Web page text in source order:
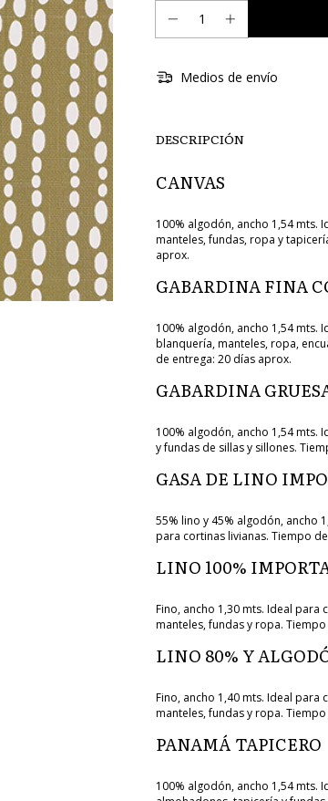
Medios de envío
DESCRIPCIÓN
CANVAS
100% algodón, ancho 1,54 mts.
manteles, fundas, ropa y
aprox.
GABARDINA FINA
100% algodón, ancho 1,54 mts.
blanquería, manteles, ropa,
de entrega: 20 días aprox.
GABARDINA
100% algodón, ancho 1,54 mts.
y fundas de sillas y sillones.
GASA DE LINO
55% lino y 45% algodón, ancho
para cortinas livianas. Tiempo
LINO 100%
Fino, ancho 1,30 mts. Ideal para
manteles, fundas y ropa.
LINO 80% Y
Fino, ancho 1,40 mts. Ideal para
manteles, fundas y ropa.
PANAMÁ TAPICERO
100% algodón, ancho 1,54 mts.